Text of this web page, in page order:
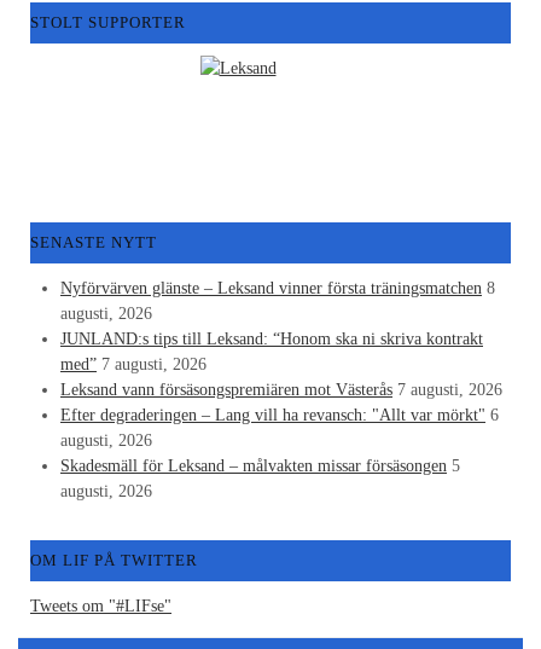
STOLT SUPPORTER
SENASTE NYTT
Nyförvärven glänste – Leksand vinner första träningsmatchen 8
augusti, 2026
JUNLAND:s tips till Leksand: “Honom ska ni skriva kontrakt
med” 7 augusti, 2026
Leksand vann försäsongspremiären mot Västerås 7 augusti, 2026
Efter degraderingen – Lang vill ha revansch: "Allt var mörkt" 6
augusti, 2026
Skadesmäll för Leksand – målvakten missar försäsongen 5
augusti, 2026
OM LIF PÅ TWITTER
Tweets om "#LIFse"